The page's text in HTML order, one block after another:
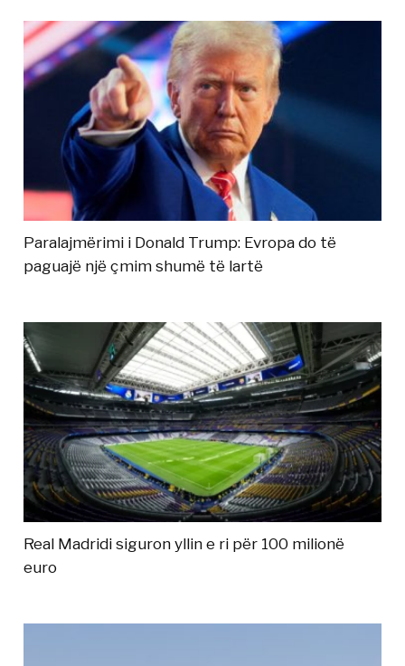
Paralajmërimi i Donald Trump: Evropa do të
paguajë një çmim shumë të lartë
Real Madridi siguron yllin e ri për 100 milionë
euro